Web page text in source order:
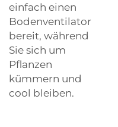
einfach einen
Bodenventilator
bereit, während
Sie sich um
Pflanzen
kümmern und
cool bleiben.